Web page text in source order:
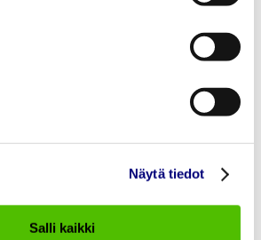
Näytä tiedot
Salli kaikki
ASIAKASPALVELU